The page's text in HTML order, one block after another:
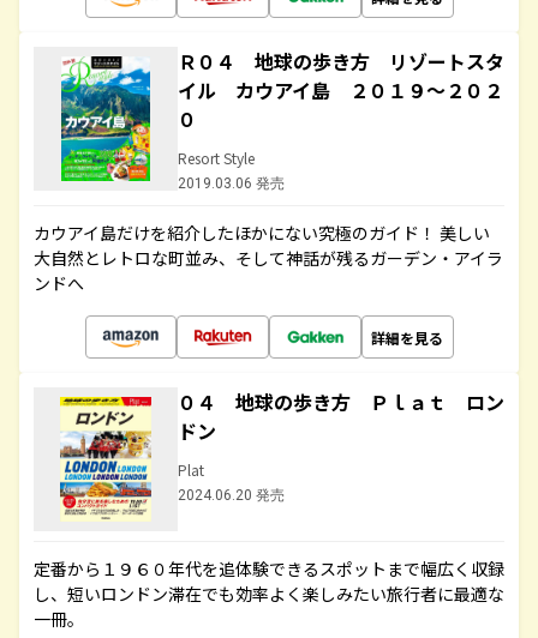
Ｒ０４ 地球の歩き方 リゾートスタ
イル カウアイ島 ２０１９～２０２
０
Resort Style
2019.03.06 発売
カウアイ島だけを紹介したほかにない究極のガイド！ 美しい
大自然とレトロな町並み、そして神話が残るガーデン・アイラ
ンドへ
詳細を見る
０４ 地球の歩き方 Ｐｌａｔ ロン
ドン
Plat
2024.06.20 発売
定番から１９６０年代を追体験できるスポットまで幅広く収録
し、短いロンドン滞在でも効率よく楽しみたい旅行者に最適な
一冊。